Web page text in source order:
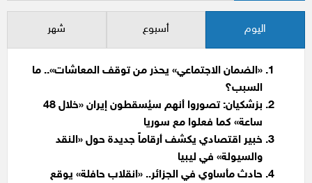
اليوم أسبوع شهر
«الضمان الاجتماعي» يحذر من توقف المعاشات».. ما
السبب؟
بزشكيان: تصوروا أنهم سيُسقطون إيران «خلال 48
ساعة» كما فعلوا مع سوريا
خبير اقتصادي يكشف أرقاماً جديدة حول «النقد
والسيولة» في ليبيا
حادث مأساوي في الجزائر.. «انقلاب حافلة» يوقع